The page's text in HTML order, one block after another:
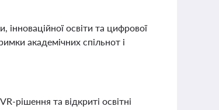
освіти та цифрової
академічних спільнот і
рішення та відкриті освітні